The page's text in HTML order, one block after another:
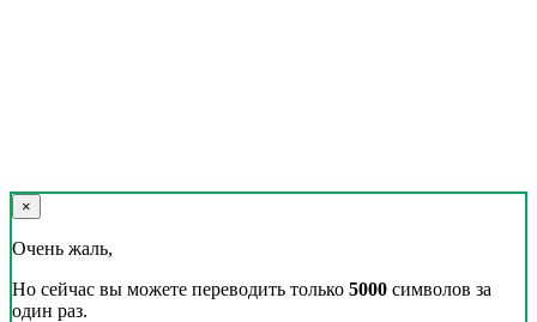
×
Очень жаль,
Но сейчас вы можете переводить только 5000 символов за
один раз.